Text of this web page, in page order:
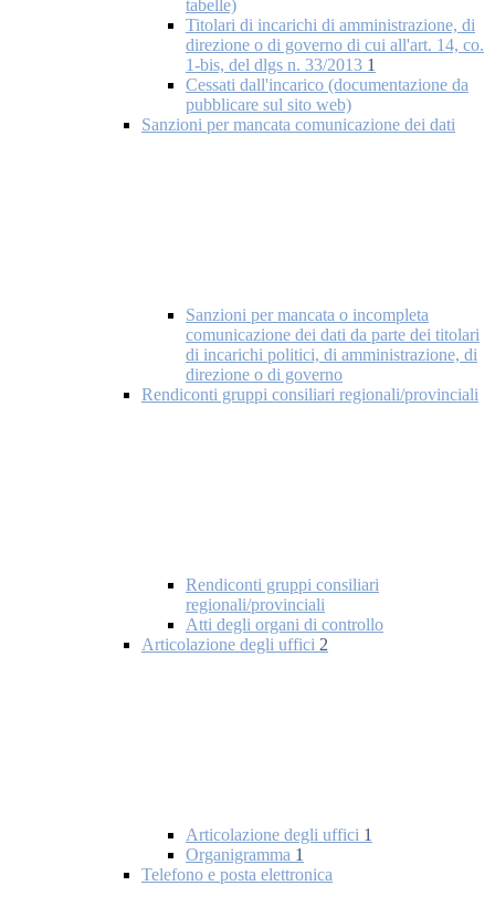
tabelle)
Titolari di incarichi di amministrazione, di
direzione o di governo di cui all'art. 14, co.
1-bis, del dlgs n. 33/2013 1
Cessati dall'incarico (documentazione da
pubblicare sul sito web)
Sanzioni per mancata comunicazione dei dati
Sanzioni per mancata o incompleta
comunicazione dei dati da parte dei titolari
di incarichi politici, di amministrazione, di
direzione o di governo
Rendiconti gruppi consiliari regionali/provinciali
Rendiconti gruppi consiliari
regionali/provinciali
Atti degli organi di controllo
Articolazione degli uffici 2
Articolazione degli uffici 1
Organigramma 1
Telefono e posta elettronica